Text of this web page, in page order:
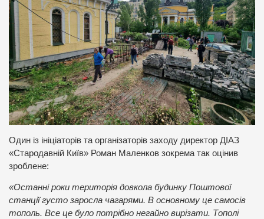
Один із ініціаторів та організаторів заходу директор ДІАЗ
«Стародавній Київ» Роман Маленков зокрема так оцінив
зроблене:
«Останні роки територія довкола будинку Поштової
станції густо заросла чагарями. В основному це самосів
тополь. Все це було потрібно негайно вирізати. Тополі